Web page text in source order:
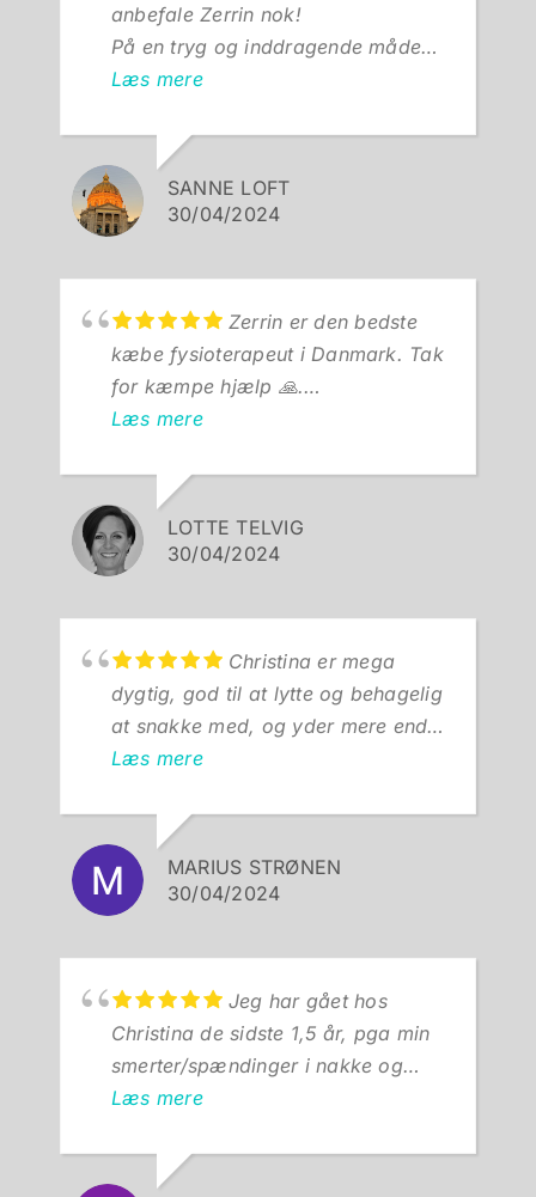
anbefale Zerrin nok!
På en tryg og inddragende måde
arbejder Zerrin med roden til
symptombehandle. Hun er utrolig
dygtig, vidende og professionel.
Samtidig er hun et behageligt og
varmt menneske.
smertefri, og jeg kommer helt
sikkert igen, hvis jeg får brug for
behandling i fremtiden.
Læs mere
SANNE LOFT
30/04/2024
Zerrin er den bedste
kæbe fysioterapeut i Danmark. Tak
for kæmpe hjælp 🙏.
Hun anbefales 100% ⭐️⭐️⭐️⭐️⭐️
Læs mere
LOTTE TELVIG
30/04/2024
Christina er mega
dygtig, god til at lytte og behagelig
at snakke med, og yder mere end
man kan forvente. Anbefales på det
Fik problemer med hofte og lænd
efter en belastningsskade opstået
for 12 måneder siden. Havde
kiropraktor og osteopat som kun
hjalp med smertesymptomer og
ikke løste problemerne. Kom
tilfældigt over Christinas profil og
tænkte det skulle prøves. Det har
oplevelse. Fra behandling man
Læs mere
MARIUS STRØNEN
30/04/2024
Jeg har gået hos
Christina de sidste 1,5 år, pga min
smerter/spændinger i nakke og
skuldre som kommer fra min
Da jeg startede havde Christina
Læs mere